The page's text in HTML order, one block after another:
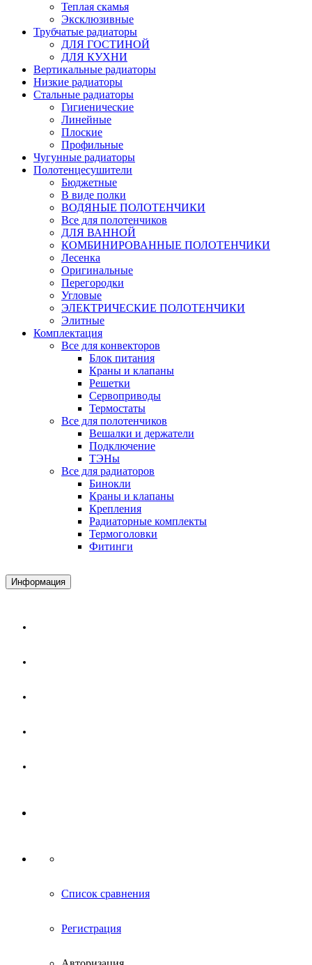
Теплая скамья
Эксклюзивные
Трубчатые радиаторы
ДЛЯ ГОСТИНОЙ
ДЛЯ КУХНИ
Вертикальные радиаторы
Низкие радиаторы
Стальные радиаторы
Гигиенические
Линейные
Плоские
Профильные
Чугунные радиаторы
Полотенцесушители
Бюджетные
В виде полки
ВОДЯНЫЕ ПОЛОТЕНЧИКИ
Все для полотенчиков
ДЛЯ ВАННОЙ
КОМБИНИРОВАННЫЕ ПОЛОТЕНЧИКИ
Лесенка
Оригинальные
Перегородки
Угловые
ЭЛЕКТРИЧЕСКИЕ ПОЛОТЕНЧИКИ
Элитные
Комплектация
Все для конвекторов
Блок питания
Краны и клапаны
Решетки
Сервоприводы
Термостаты
Все для полотенчиков
Вешалки и держатели
Подключение
ТЭНы
Все для радиаторов
Бинокли
Краны и клапаны
Крепления
Радиаторные комплекты
Термоголовки
Фитинги
Информация
Список сравнения
Регистрация